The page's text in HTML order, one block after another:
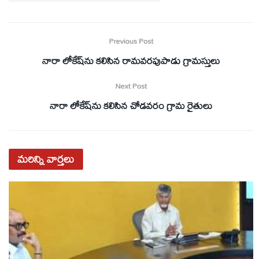
Previous Post
నారా లోకేష్‌ను కలిసిన రామవరపుపాడు గ్రామస్తులు
Next Post
నారా లోకేష్‌ను కలిసిన చోడవరం గ్రామ రైతులు
మరిన్నివార్తలు